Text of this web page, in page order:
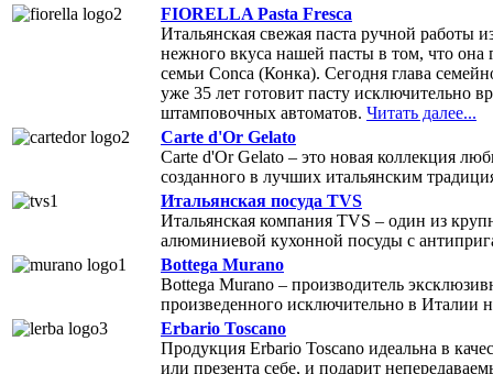
FIORELLA Pasta Fresca
Итальянская свежая паста ручной работы
нежного вкуса нашей пасты в том, что она
семьи Conca (Конка). Сегодня глава
уже 35 лет готовит пасту исключительно
штамповочных автоматов. Читать далее...
Carte d'Or Gelato
Carte d'Or Gelato – это новая коллекция
созданного в лучших итальянским
Итальянская посуда TVS
Итальянская компания TVS – один из
алюминиевой кухонной посуды с
Bottega Murano
Bottega Murano – производитель
произведенного исключительно в
Erbario Toscano
Продукция Erbario Toscano идеальна в
или презента себе, и подарит